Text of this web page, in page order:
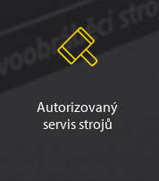
Autorizovaný
servis strojů